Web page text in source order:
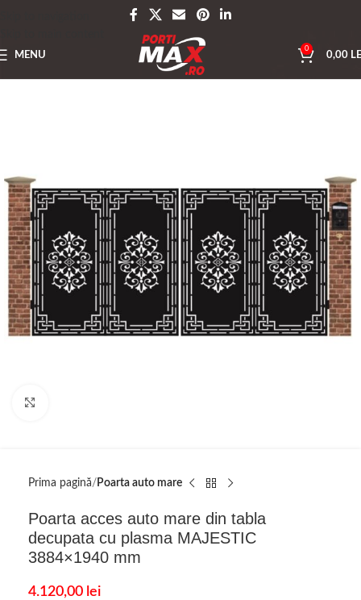
MENU
0
0,00
Prima pagină Poarta auto mare
Poarta acces auto mare din tabla
decupata cu plasma MAJESTIC
3884×1940 mm
4.120,00 lei